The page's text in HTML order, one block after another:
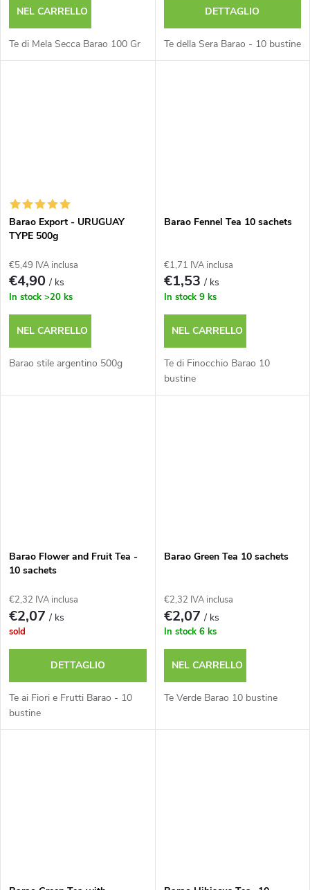
NEL CARRELLO
Te di Mela Secca Barao 100 Gr
DETTAGLIO
Te della Sera Barao - 10 bustine
Barao Export - URUGUAY
TYPE 500g
€5,49 IVA inclusa
€4,90/ ks
In stock >20 ks
NEL CARRELLO
Barao stile argentino 500g
Barao Fennel Tea 10 sachets
€1,71 IVA inclusa
€1,53/ ks
In stock 9 ks
NEL CARRELLO
Te di Finocchio Barao 10
bustine
Barao Flower and Fruit Tea -
10 sachets
€2,32 IVA inclusa
€2,07/ ks
sold
DETTAGLIO
Te ai Fiori e Frutti Barao - 10
bustine
Barao Green Tea 10 sachets
€2,32 IVA inclusa
€2,07/ ks
In stock 6 ks
NEL CARRELLO
Te Verde Barao 10 bustine